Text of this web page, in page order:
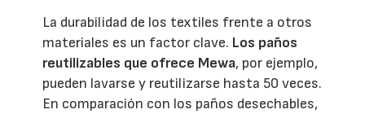
La durabilidad de los textiles frente a otros
materiales es un factor clave. Los paños
reutilizables que ofrece Mewa, por ejemplo,
pueden lavarse y reutilizarse hasta 50 veces.
En comparación con los paños desechables,